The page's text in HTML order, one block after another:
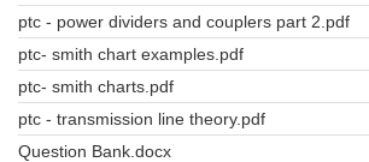
ptc - power dividers and couplers part 2.pdf
ptc- smith chart examples.pdf
ptc- smith charts.pdf
ptc - transmission line theory.pdf
Question Bank.docx